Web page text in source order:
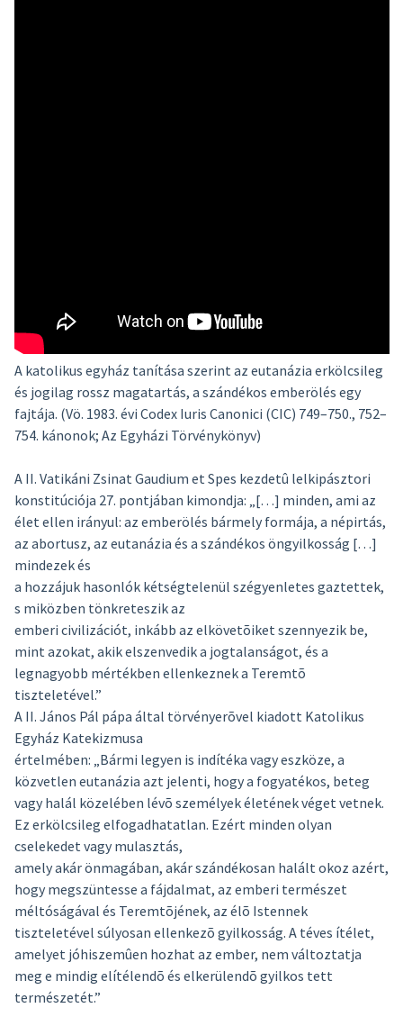
A katolikus egyház tanítása szerint az eutanázia erkölcsileg
és jogilag rossz magatartás, a szándékos emberölés egy
fajtája. (Vö. 1983. évi Codex Iuris Canonici (CIC) 749–750., 752–
754. kánonok; Az Egyházi Törvénykönyv)
A II. Vatikáni Zsinat Gaudium et Spes kezdetû lelkipásztori
konstitúciója 27. pontjában kimondja: „[…] minden, ami az
élet ellen irányul: az emberölés bármely formája, a népirtás,
az abortusz, az eutanázia és a szándékos öngyilkosság […]
mindezek és
a hozzájuk hasonlók kétségtelenül szégyenletes gaztettek,
s miközben tönkreteszik az
emberi civilizációt, inkább az elkövetõiket szennyezik be,
mint azokat, akik elszenvedik a jogtalanságot, és a
legnagyobb mértékben ellenkeznek a Teremtõ
tiszteletével.”
A II. János Pál pápa által törvényerõvel kiadott Katolikus
Egyház Katekizmusa
értelmében: „Bármi legyen is indítéka vagy eszköze, a
közvetlen eutanázia azt jelenti, hogy a fogyatékos, beteg
vagy halál közelében lévõ személyek életének véget vetnek.
Ez erkölcsileg elfogadhatatlan. Ezért minden olyan
cselekedet vagy mulasztás,
amely akár önmagában, akár szándékosan halált okoz azért,
hogy megszüntesse a fájdalmat, az emberi természet
méltóságával és Teremtõjének, az élõ Istennek
tiszteletével súlyosan ellenkezõ gyilkosság. A téves ítélet,
amelyet jóhiszemûen hozhat az ember, nem változtatja
meg e mindig elítélendõ és elkerülendõ gyilkos tett
természetét.”